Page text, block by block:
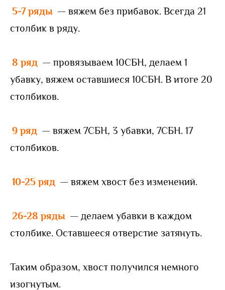
5-7 ряды — вяжем без прибавок. Всегда 21
столбик в ряду.
8 ряд — провязываем 10СБН, делаем 1
убавку, вяжем оставшиеся 10СБН. В итоге 20
столбиков.
9 ряд — вяжем 7СБН, 3 убавки, 7СБН. 17
столбиков.
10-25 ряд — вяжем хвост без изменений.
26-28 ряды — делаем убавки в каждом
столбике. Оставшееся отверстие затянуть.
Таким образом, хвост получился немного
изогнутым.